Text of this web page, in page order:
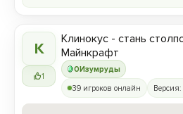
К
1
0Изумруды
Клинокус - стань
Майнкрафт
39 игроков онлайн Версия: